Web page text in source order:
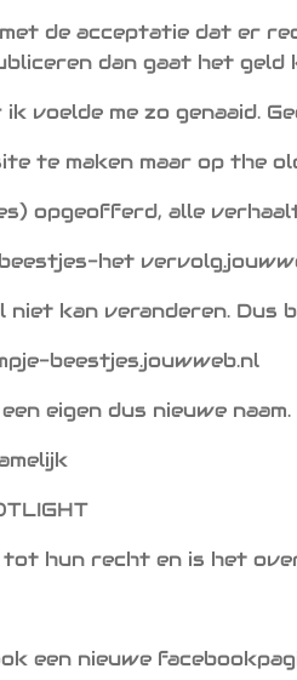
de acceptatie dat er
dan gaat het geld
voelde me zo genaaid.
te maken maar op the
opgeofferd, alle
het
niet kan veranderen. Dus
beestjes.jouwweb.nl
eigen dus nieuwe naam.
tot hun recht en is het
een nieuwe